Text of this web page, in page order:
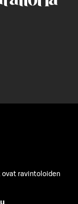
ravintoloiden